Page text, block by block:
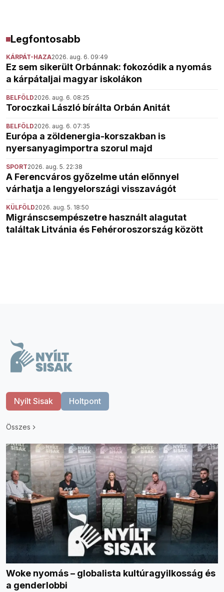
Legfontosabb
KÁRPÁT-HAZA2026. aug. 6. 09:49
Ez sem sikerült Orbánnak: fokozódik a nyomás
a kárpátaljai magyar iskolákon
BELFÖLD2026. aug. 6. 08:25
Toroczkai László bírálta Orbán Anitát
BELFÖLD2026. aug. 6. 07:35
Európa a zöldenergia-korszakban is
nyersanyagimportra szorul majd
SPORT2026. aug. 5. 22:38
A Ferencváros győzelme után előnnyel
várhatja a lengyelországi visszavágót
KÜLFÖLD2026. aug. 5. 18:50
Migránscsempészetre használt alagutat
találtak Litvánia és Fehéroroszország között
Nyílt Sisak Holtpont
Összes
Woke nyomás – globalista kultúragyilkosság és
a genderlobbi